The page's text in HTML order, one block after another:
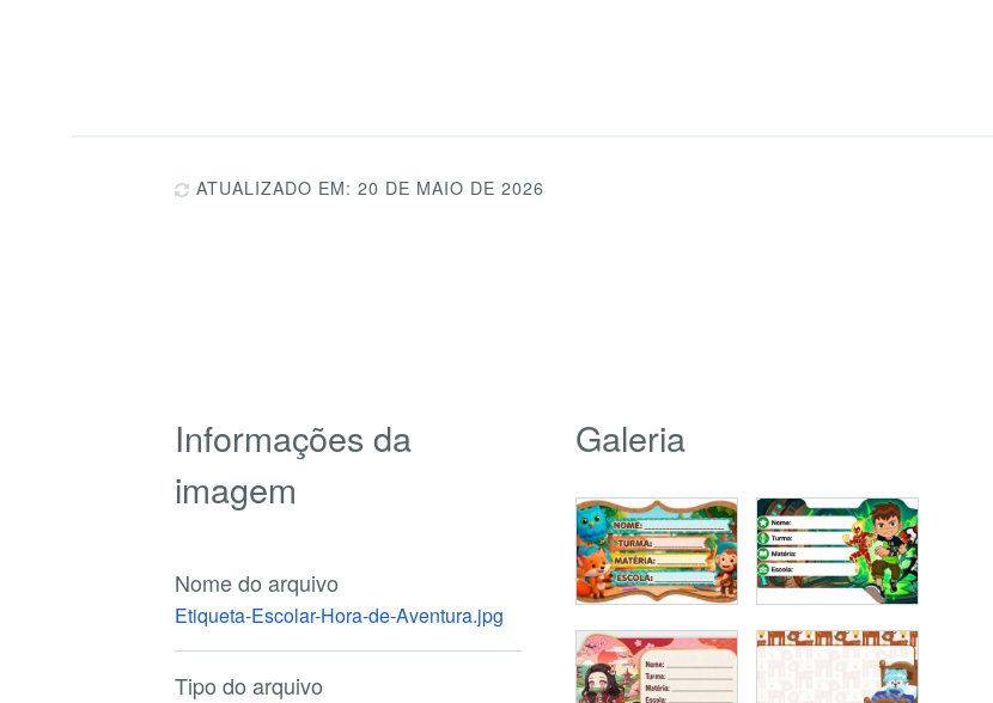
ATUALIZADO EM: 20 DE MAIO DE 2026
Informações da
imagem
Nome do arquivo
Etiqueta-Escolar-Hora-de-Aventura.jpg
Tipo do arquivo
Galeria